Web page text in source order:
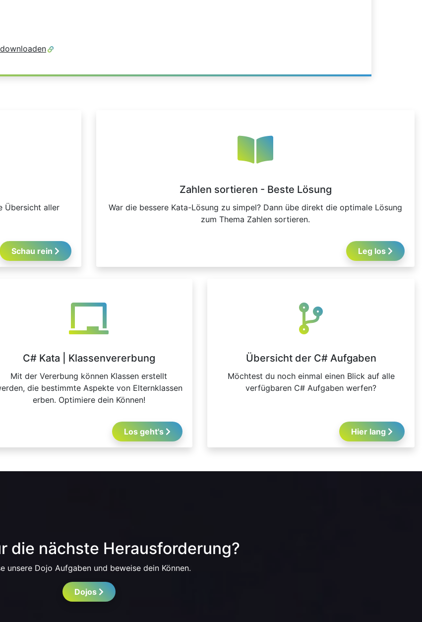
Übersicht aller
Schau rein
Zahlen sortieren - Beste Lösung
War die bessere Kata-Lösung zu simpel? Dann übe direkt die optimale Lösung
zum Thema Zahlen sortieren.
Leg los
C# Kata | Klassenvererbung
Mit der Vererbung können Klassen erstellt
die bestimmte Aspekte von Elternklassen
erben. Optimiere dein Können!
Los geht's
Übersicht der C# Aufgaben
Möchtest du noch einmal einen Blick auf alle
verfügbaren C# Aufgaben werfen?
Hier lang
die nächste Herausforderung?
unsere Dojo Aufgaben und beweise dein Können.
Dojos